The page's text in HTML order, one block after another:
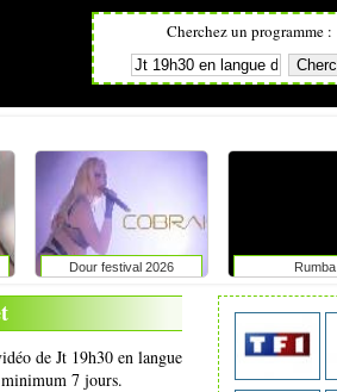
Cherchez un programme :
Dour festival 2026 Rumba
de Jt 19h30 en langue
minimum 7 jours.